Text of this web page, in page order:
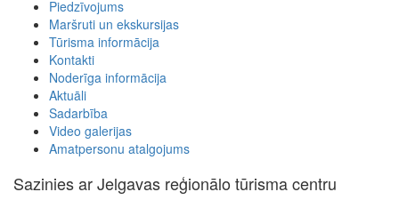
Piedzīvojums
Maršruti un ekskursijas
Tūrisma informācija
Kontakti
Noderīga informācija
Aktuāli
Sadarbība
Video galerijas
Amatpersonu atalgojums
Sazinies ar Jelgavas reģionālo tūrisma centru